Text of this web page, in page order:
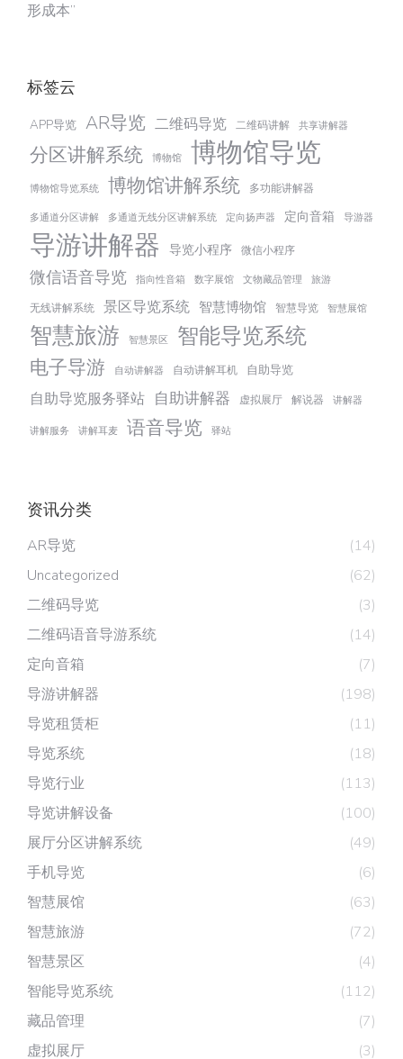
形成本”
标签云
APP导览 AR导览 二维码导览 二维码讲解 共享讲解器
分区讲解系统 博物馆 博物馆导览
博物馆导览系统 博物馆讲解系统 多功能讲解器
多通道分区讲解 多通道无线分区讲解系统 定向扬声器 定向音箱 导游器
导游讲解器 导览小程序 微信小程序
微信语音导览 指向性音箱 数字展馆 文物藏品管理 旅游
无线讲解系统 景区导览系统 智慧博物馆 智慧导览 智慧展馆
智慧旅游 智慧景区 智能导览系统
电子导游 自动讲解器 自动讲解耳机 自助导览
自助导览服务驿站 自助讲解器 虚拟展厅 解说器 讲解器
讲解服务 讲解耳麦 语音导览 驿站
资讯分类
AR导览
(14)
Uncategorized
(62)
二维码导览
(3)
二维码语音导游系统
(14)
定向音箱
(7)
导游讲解器
(198)
导览租赁柜
(11)
导览系统
(18)
导览行业
(113)
导览讲解设备
(100)
展厅分区讲解系统
(49)
手机导览
(6)
智慧展馆
(63)
智慧旅游
(72)
智慧景区
(4)
智能导览系统
(112)
藏品管理
(7)
虚拟展厅
(3)